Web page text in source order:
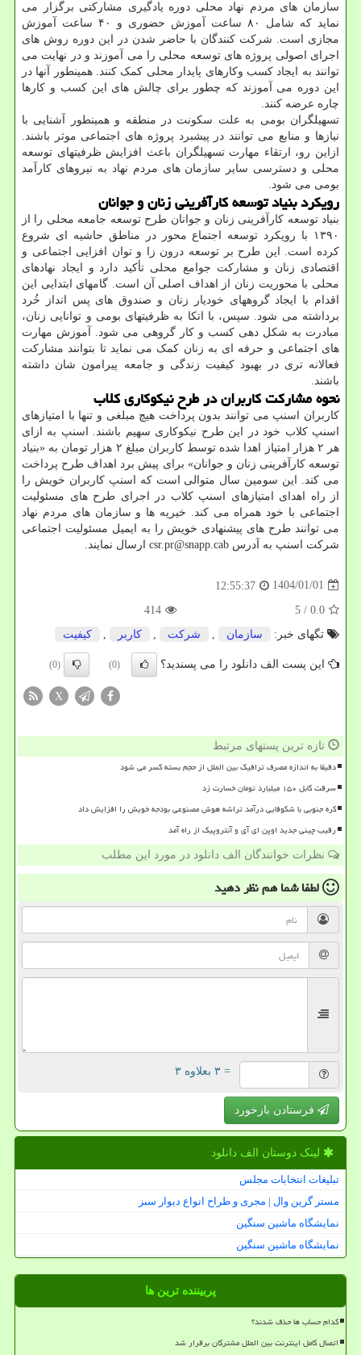
سازمان های مردم نهاد محلی دوره یادگیری مشارکتی برگزار می
نماید که شامل ۸۰ ساعت آموزش حضوری و ۴۰ ساعت آموزش
مجازی است. شرکت کنندگان با حاضر شدن در این دوره روش های
اجرای اصولی پروژه های توسعه محلی را می آموزند و در نهایت می
توانند به ایجاد کسب وکارهای پایدار محلی کمک کنند. همینطور آنها در
این دوره می آموزند که چطور برای چالش های این کسب و کارها
چاره عرضه کنند.
تسهیلگران بومی به علت سکونت در منطقه و همینطور آشنایی با
نیازها و منابع می توانند در پیشبرد پروژه های اجتماعی موثر باشند.
ازاین رو، ارتقاء مهارت تسهیلگران باعث افزایش ظرفیتهای توسعه
محلی و دسترسی سایر سازمان های مردم نهاد به نیروهای کارآمد
بومی می شود.
رویکرد بنیاد توسعه کارآفرینی زنان و جوانان
بنیاد توسعه کارآفرینی زنان و جوانان طرح توسعه جامعه محلی را از
۱۳۹۰ با رویکرد توسعه اجتماع محور در مناطق حاشیه ای شروع
کرده است. این طرح بر توسعه درون زا و توان افزایی اجتماعی و
اقتصادی زنان و مشارکت جوامع محلی تأکید دارد و ایجاد نهادهای
محلی با محوریت زنان از اهداف اصلی آن است. گامهای ابتدایی این
اقدام با ایجاد گروههای خودیار زنان و صندوق های پس انداز خُرد
برداشته می شود. سپس، با اتکا به ظرفیتهای بومی و توانایی زنان،
مبادرت به شکل دهی کسب و کار گروهی می شود. آموزش مهارت
های اجتماعی و حرفه ای به زنان کمک می نماید تا بتوانند مشارکت
فعالانه تری در بهبود کیفیت زندگی و جامعه پیرامون شان داشته
باشند.
نحوه مشارکت کاربران در طرح نیکوکاری کلاب
کاربران اسنپ می توانند بدون پرداخت هیچ مبلغی و تنها با امتیازهای
اسنپ کلاب خود در این طرح نیکوکاری سهیم باشند. اسنپ به ازای
هر ۲ هزار امتیاز اهدا شده توسط کاربران مبلغ ۲ هزار تومان به «بنیاد
توسعه کارآفرینی زنان و جوانان» برای پیش برد اهداف طرح پرداخت
می کند. این سومین سال متوالی است که اسنپ کاربران خویش را
از راه اهدای امتیازهای اسنپ کلاب در اجرای طرح های مسئولیت
اجتماعی با خود همراه می کند. خیریه ها و سازمان های مردم نهاد
می توانند طرح های پیشنهادی خویش را به ایمیل مسئولیت اجتماعی
شرکت اسنپ به آدرس csr.pr@snapp.cab ارسال نمایند.
1404/01/01
12:55:37
0.0
/ 5
414
تگهای خبر:
سازمان , شركت , كاربر , كیفیت
این پست الف دانلود را می پسندید؟ (0)
(0)
X
تازه ترین پستهای مرتبط
دقیقا به اندازه مصرف ترافیک بین الملل از حجم بسته کسر می شود
سرقت کابل ۱۵۰ میلیارد تومان خسارت زد
کره جنوبی با شکوفایی درآمد تراشه هوش مصنوعی بودجه خویش را افزایش داد
رقیب چینی جدید اوپن ای آی و آنتروپیک از راه آمد
نظرات خوانندگان الف دانلود در مورد این مطلب
لطفا شما همنظر دهید
= ۳ بعلاوه ۳
فرستادن بازخورد
لینک دوستان الف دانلود
تبلیغات انتخابات مجلس
مستر گرین وال | مجری و طراح انواع دیوار سبز
نمایشگاه ماشین سنگین
نمایشگاه ماشین سنگین
پربیننده ترین ها
کدام حساب ها حذف شدند؟
اتصال کامل اینترنت بین الملل مشترکان برقرار شد